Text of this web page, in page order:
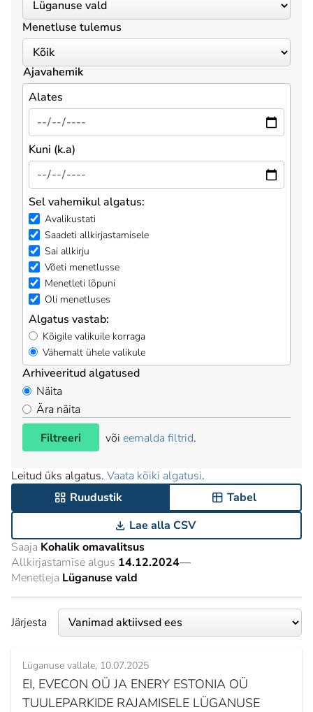
Menetluse tulemus
Ajavahemik
Alates
Kuni (k.a)
Sel vahemikul algatus:
Avalikustati
Saadeti allkirjastamisele
Sai allkirju
Võeti menetlusse
Menetleti lõpuni
Oli menetluses
Algatus vastab:
Kõigile valikuile korraga
Vähemalt ühele valikule
Arhiveeritud algatused
Näita
Ära näita
Filtreeri
või eemalda filtrid.
Leitud üks algatus. Vaata kõiki algatusi.
Ruudustik
Tabel
Lae alla CSV
Saaja Kohalik omavalitsus
Allkirjastamise algus 14.12.2024—
Menetleja Lüganuse vald
Järjesta
Lüganuse vallale 10.07.2025
EI, EVECON OÜ JA ENERY ESTONIA OÜ
TUULEPARKIDE RAJAMISELE LÜGANUSE